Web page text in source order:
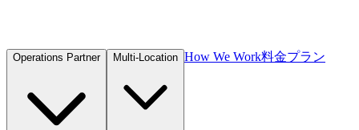
Operations Partner Multi-Location How We Work料金プラン